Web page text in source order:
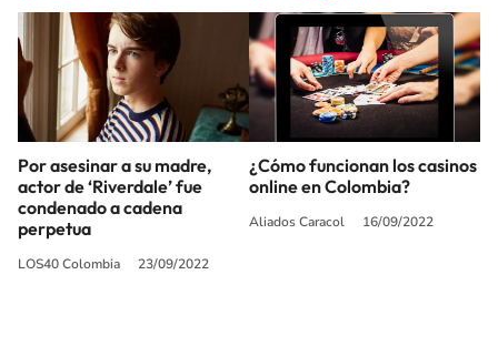
Por asesinar a su madre,
actor de ‘Riverdale’ fue
condenado a cadena
perpetua
LOS40 Colombia 23/09/2022
¿Cómo funcionan los casinos
online en Colombia?
Aliados Caracol 16/09/2022